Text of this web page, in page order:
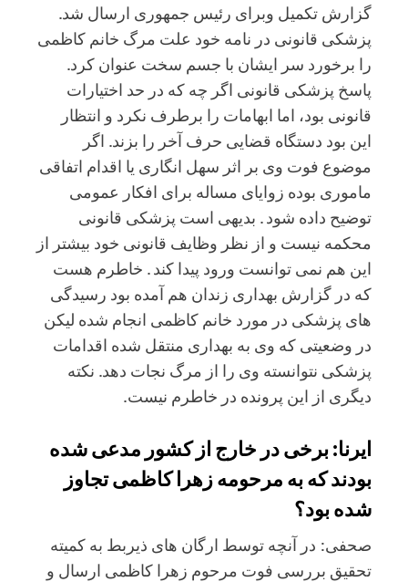
گزارش تکمیل و‌برای رئیس جمهوری ارسال شد.
پزشکی قانونی در نامه خود علت مرگ خانم کاظمی
را برخورد سر ایشان با جسم سخت عنوان کرد.
پاسخ پزشکی قانونی اگر چه که در حد اختیارات
قانونی بود، اما ابهامات را برطرف نکرد و انتظار
این بود دستگاه قضایی حرف آخر را بزند. اگر
موضوع فوت وی بر اثر سهل انگاری یا اقدام اتفاقی
ماموری بوده زوایای مساله برای افکار عمومی
توضیح داده شود . بدیهی است پزشکی قانونی
محکمه نیست و از نظر وظایف قانونی خود بیشتر از
این هم نمی توانست ورود پیدا کند . خاطرم هست
که در گزارش بهداری زندان هم آمده بود رسیدگی
های پزشکی در مورد خانم کاظمی انجام شده لیکن
در وضعیتی که وی به بهداری منتقل شده اقدامات
پزشکی نتوانسته وی را از مرگ نجات دهد. نکته
دیگری از این پرونده در خاطرم نیست.
ایرنا: برخی در خارج از کشور مدعی شده
بودند که به مرحومه زهرا کاظمی تجاوز
شده بود؟
صحفی: در آنچه توسط ارگان های ذیربط به کمیته
تحقیق بررسی فوت مرحوم زهرا کاظمی ارسال و